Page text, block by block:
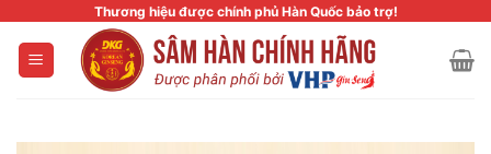
content
Thương hiệu được chính phủ Hàn Quốc bảo trợ!